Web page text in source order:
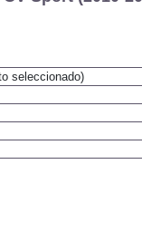
seleccionado)